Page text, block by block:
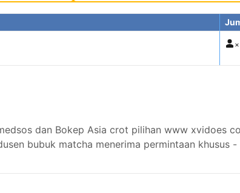
×
dan Bokep Asia crot pilihan www xvidoes
bubuk matcha menerima permintaan khusus